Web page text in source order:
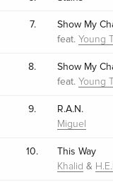
7.
Show My
feat.Young
8.
Show My
feat.Young
9. R.A.N.
Miguel
10. This Way
Khalid &